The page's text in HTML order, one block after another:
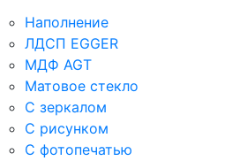
Наполнение
ЛДСП EGGER
МДФ AGT
Матовое стекло
С зеркалом
С рисунком
С фотопечатью